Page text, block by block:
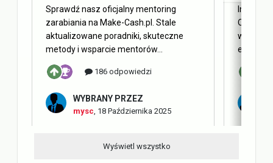
Sprawdź nasz oficjalny mentoring
zarabiania na Make-Cash.pl. Stale
aktualizowane poradniki, skuteczne
metody i wsparcie mentorów...
186 odpowiedzi
WYBRANY PRZEZ
mysc 18 Października 2025
Internet
Obecnie
w
Wyświetl wszystko